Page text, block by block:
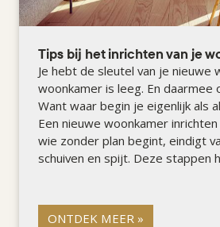
Tips bij het inrichten van je
Je hebt de sleutel van je nieuwe
woonkamer is leeg. En daarmee
Want waar begin je eigenlijk als
Een nieuwe woonkamer
wie zonder plan begint, eindigt
schuiven en spijt. Deze stappen
ONTDEK MEER »